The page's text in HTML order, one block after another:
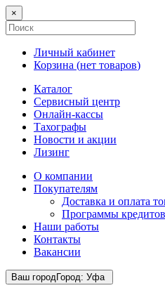
×
Личный кабинет
Корзина (нет товаров)
Каталог
Сервисный центр
Онлайн-кассы
Тахографы
Новости и акции
Лизинг
О компании
Покупателям
Доставка и оплата
Программы
Наши работы
Контакты
Вакансии
Ваш городГород: Уфа